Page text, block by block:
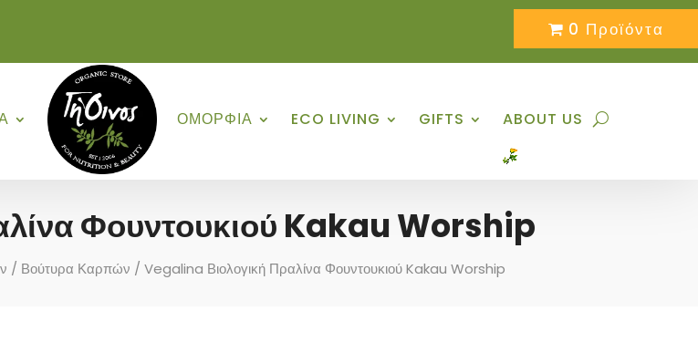
0 Προϊόντα
ΟΜΟΡΦΙΑ ECO LIVING GIFTS ABOUT US
Φουντουκιού Kakau Worship
/ Βούτυρα Καρπών / Vegalina Βιολογική Πραλίνα Φουντουκιού Kakau Worship